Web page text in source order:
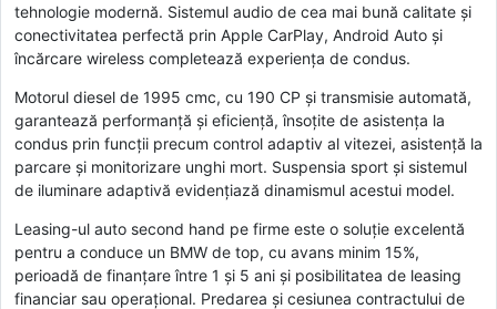
tehnologie modernă. Sistemul audio de cea mai bună calitate și
conectivitatea perfectă prin Apple CarPlay, Android Auto și
încărcare wireless completează experiența de condus.
Motorul diesel de 1995 cmc, cu 190 CP și transmisie automată,
garantează performanță și eficiență, însoțite de asistența la
condus prin funcții precum control adaptiv al vitezei, asistență la
parcare și monitorizare unghi mort. Suspensia sport și sistemul
de iluminare adaptivă evidențiază dinamismul acestui model.
Leasing-ul auto second hand pe firme este o soluție excelentă
pentru a conduce un BMW de top, cu avans minim 15%,
perioadă de finanțare între 1 și 5 ani și posibilitatea de leasing
financiar sau operațional. Predarea și cesiunea contractului de